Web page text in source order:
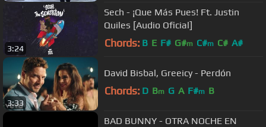
3:24
Sech - ¡Que Más Pues! Ft. Justin
Quiles [Audio Oficial]
Chords: B E F# G#m C#m C# A#
3:33
David Bisbal, Greeicy - Perdón
Chords: D Bm G A F#m B
BAD BUNNY - OTRA NOCHE EN